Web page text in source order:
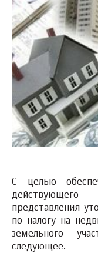
С целью
действующего
представления
по налогу на
земельного
следующее.